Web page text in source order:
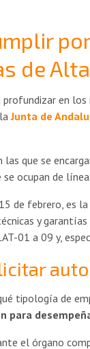
de
profundizar en
laJunta de
las que se
ocupan de
de febrero, es
y
01 a 09 y,
tipología de
para
el órgano